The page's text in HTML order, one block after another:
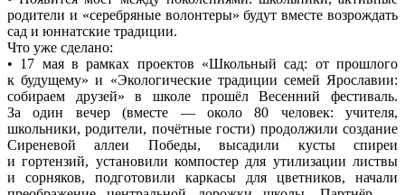
родители и «серебряные волонтеры» будут вместе возрождать
сад и юннатские традиции.
Что уже сделано:
• 17 мая в рамках проектов «Школьный сад: от прошлого
к будущему» и «Экологические традиции семей Ярославии:
собираем друзей» в школе прошёл Весенний фестиваль.
За один вечер (вместе — около 80 человек: учителя,
школьники, родители, почётные гости) продолжили создание
Сиреневой аллеи Победы, высадили кусты спиреи
и гортензий, установили компостер для утилизации листвы
и сорняков, подготовили каркасы для цветников, начали